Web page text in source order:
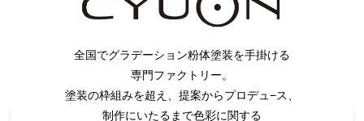
全国でグラデーション粉体塗装を手掛ける
専門ファクトリー。
塗装の枠組みを超え、提案からプロデュ−ス、
制作にいたるまで色彩に関する